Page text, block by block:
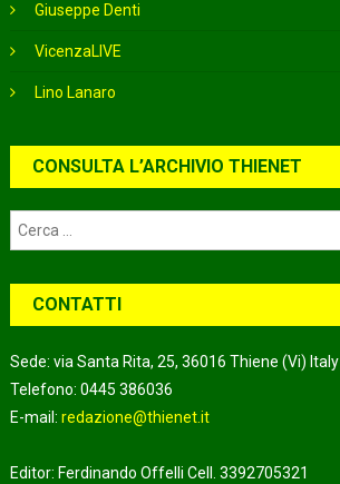
Giuseppe Denti
VicenzaLIVE
Lino Lanaro
CONSULTA L’ARCHIVIO THIENET
CONTATTI
Sede: via Santa Rita, 25, 36016 Thiene (Vi) Italy
Telefono: 0445 386036
E-mail:redazione@thienet.it
Editor: Ferdinando Offelli Cell. 3392705321